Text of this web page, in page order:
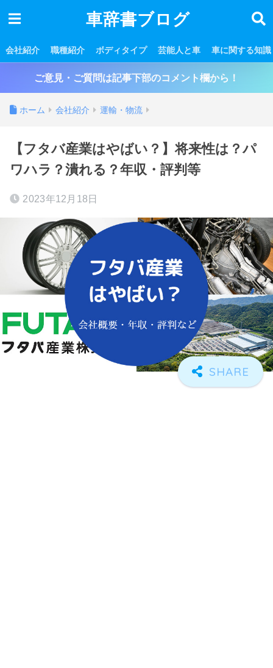
車辞書ブログ
会社紹介 職種紹介 ボディタイプ 芸能人と車 車に関する知識
ご意見・ご質問は記事下部のコメント欄から！
ホーム 会社紹介 運輸・物流
【フタバ産業はやばい？】将来性は？パ
ワハラ？潰れる？年収・評判等
2023年12月18日